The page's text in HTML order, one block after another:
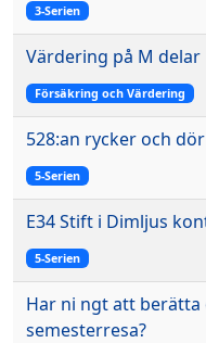
3-Serien
Värdering på M delar
Försäkring och Värdering
528:an rycker och
5-Serien
E34 Stift i Dimljus
5-Serien
Har ni ngt att berätta
semesterresa?